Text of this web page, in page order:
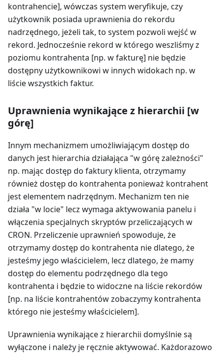
kontrahencie], wówczas system weryfikuje, czy
użytkownik posiada uprawnienia do rekordu
nadrzędnego, jeżeli tak, to system pozwoli wejść w
rekord. Jednocześnie rekord w którego weszliśmy z
poziomu kontrahenta [np. w fakturę] nie będzie
dostępny użytkownikowi w innych widokach np. w
liście wszystkich faktur.
Uprawnienia wynikające z hierarchii [w
górę]
Innym mechanizmem umożliwiającym dostęp do
danych jest hierarchia działająca "w górę zależności"
np. mając dostęp do faktury klienta, otrzymamy
również dostęp do kontrahenta ponieważ kontrahent
jest elementem nadrzędnym. Mechanizm ten nie
działa "w locie" lecz wymaga aktywowania panelu i
włączenia specjalnych skryptów przeliczających w
CRON. Przeliczenie uprawnień spowoduje, że
otrzymamy dostęp do kontrahenta nie dlatego, że
jesteśmy jego właścicielem, lecz dlatego, że mamy
dostęp do elementu podrzędnego dla tego
kontrahenta i będzie to widoczne na liście rekordów
[np. na liście kontrahentów zobaczymy kontrahenta
którego nie jesteśmy właścicielem].
Uprawnienia wynikające z hierarchii domyślnie są
wyłączone i należy je ręcznie aktywować. Każdorazowo